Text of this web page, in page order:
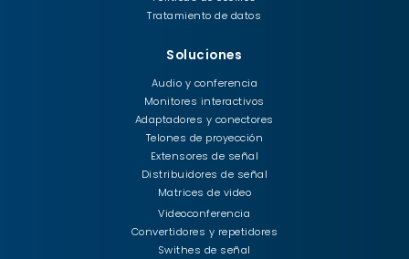
Tratamiento de datos
Soluciones
Audio y conferencia
Monitores interactivos
Adaptadores y conectores
Telones de proyección
Extensores de señal
Distribuidores de señal
Matrices de video
Videoconferencia
Convertidores y repetidores
Swithes de señal